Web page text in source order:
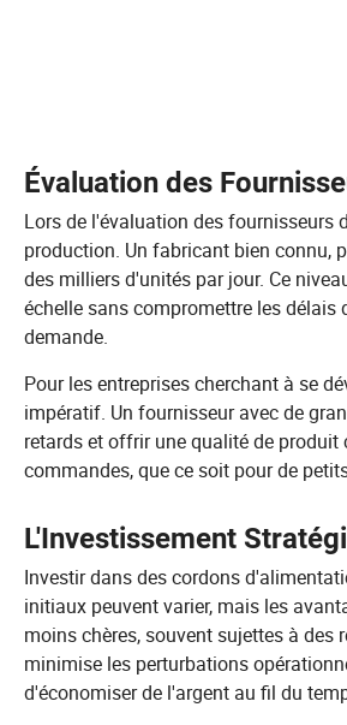
Évaluation des
Lors de l'évaluation des fournisseurs
production. Un fabricant bien connu,
des milliers d'unités par jour. Ce
échelle sans compromettre les
demande.
Pour les entreprises cherchant à se
impératif. Un fournisseur avec de
retards et offrir une qualité de
commandes, que ce soit pour de
L'Investissement
Investir dans des cordons
initiaux peuvent varier, mais les
moins chères, souvent sujettes à
minimise les perturbations
d'économiser de l'argent au fil du